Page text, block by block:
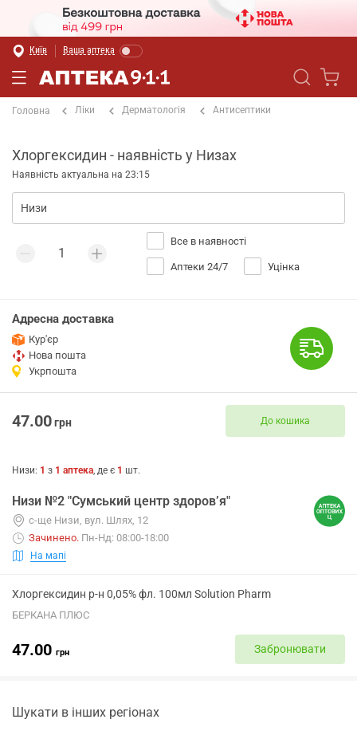
Київ Ваша аптека
Головна Ліки Дерматологія Антисептики
Хлоргексидин - наявність у Низах
Наявність актуальна на 23:15
Все в наявності
Аптеки 24/7 Уцінка
Адресна доставка
Кур'єр
Нова пошта
Укрпошта
47.00грн До кошика
Низи: 1 з 1 аптека, де є 1 шт.
Низи №2 "Сумський центр здоров’я"
с-ще Низи, вул. Шлях, 12
Зачинено. Пн-Нд: 08:00-18:00
На мапі
Хлоргексидин р-н 0,05% фл. 100мл Solution Pharm
БЕРКАНА ПЛЮС
47.00 грн Забронювати
Шукати в інших регіонах